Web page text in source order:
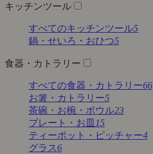
キッチンツール
すべてのキッチンツール5
鍋・せいろ・おひつ5
食器・カトラリー
すべての食器・カトラリー66
お箸・カトラリー5
茶碗・お椀・ボウル23
プレート・お皿 15
ティーポット・ピッチャー4
グラス6